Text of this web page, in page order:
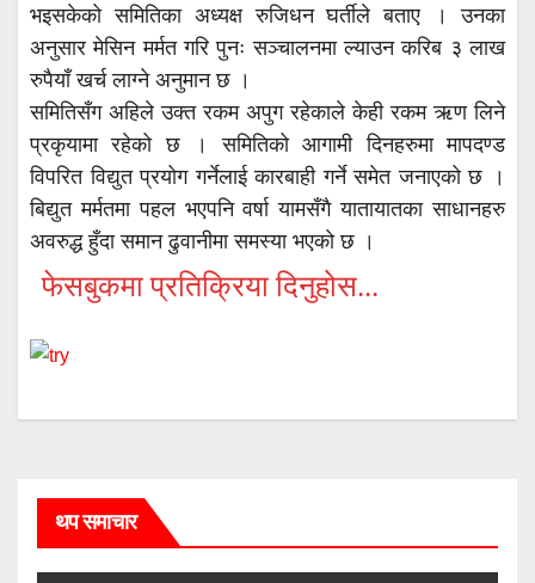
भइसकेको समितिका अध्यक्ष रुजिधन घर्तीले बताए । उनका
अनुसार मेसिन मर्मत गरि पुनः सञ्चालनमा ल्याउन करिब ३ लाख
रुपैयाँ खर्च लाग्ने अनुमान छ ।
समितिसँग अहिले उक्त रकम अपुग रहेकाले केही रकम ऋण लिने
प्रकृयामा रहेको छ । समितिको आगामी दिनहरुमा मापदण्ड
विपरित विद्युत प्रयोग गर्नेलाई कारबाही गर्ने समेत जनाएको छ ।
बिद्युत मर्मतमा पहल भएपनि वर्षा यामसँगै यातायातका साधानहरु
अवरुद्ध हुँदा समान ढुवानीमा समस्या भएको छ ।
फेसबुकमा प्रतिक्रिया दिनुहोस...
थप समाचार